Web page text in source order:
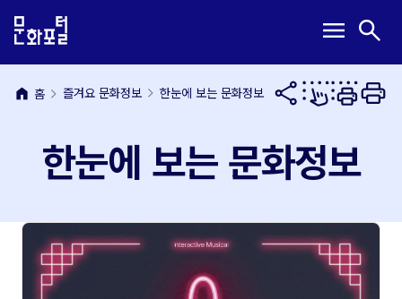
문
내
용
메
뉴
바
메
열
기
menu 검
열
기
search
home 홈 즐겨요 문화정보 한눈에 보는 문화정보
한눈에 보는 문화정보